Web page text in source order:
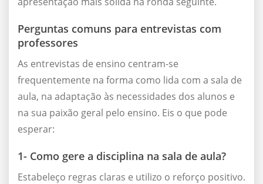
Perguntas comuns para entrevistas com
professores
As entrevistas de ensino centram-se
frequentemente na forma como lida com a sala de
aula, na adaptação às necessidades dos alunos e
na sua paixão geral pelo ensino. Eis o que pode
esperar:
1- Como gere a disciplina na sala de aula?
Estabeleço regras claras e utilizo o reforço positivo.